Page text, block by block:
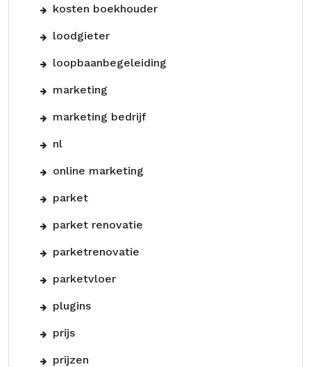
kosten boekhouder
loodgieter
loopbaanbegeleiding
marketing
marketing bedrijf
nl
online marketing
parket
parket renovatie
parketrenovatie
parketvloer
plugins
prijs
prijzen